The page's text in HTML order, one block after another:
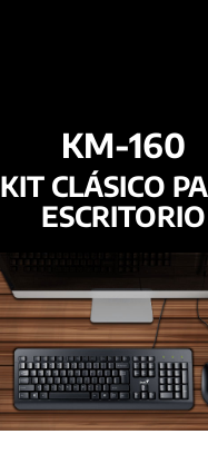
KM-160
KIT CLÁSICO
ESCRITORIO